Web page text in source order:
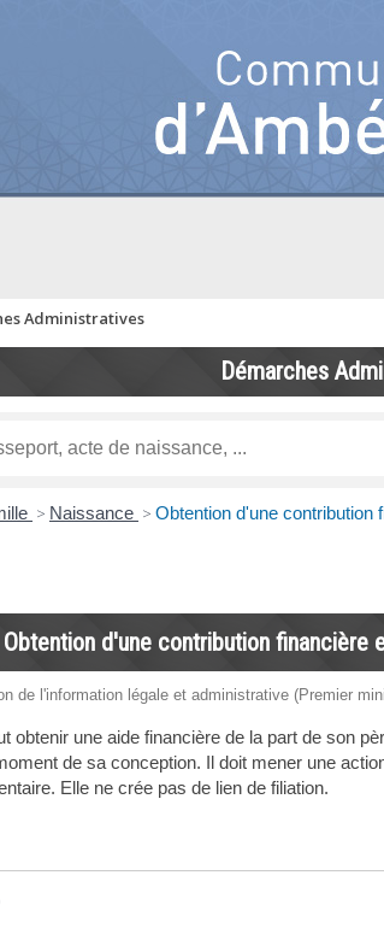
Administratives
Démarches
> Naissance > Obtention d'une contribution
Obtention d'une contribution financière
de l'information légale et administrative (Premier
obtenir une aide financière de la part de son
de sa conception. Il doit mener une
Elle ne crée pas de lien de filiation.